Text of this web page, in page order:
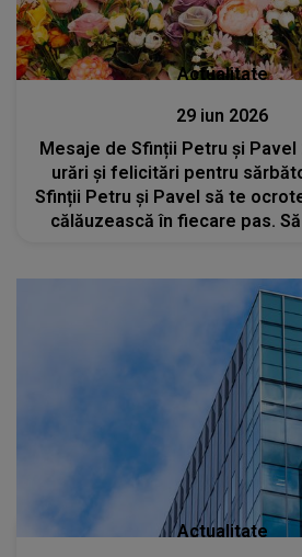
Actualitate
29 iun 2026
Mesaje de Sfinții Petru și Pavel
urări și felicitări pentru
Sfinții Petru și Pavel să te
călăuzească în fiecare pas.
Actualitate